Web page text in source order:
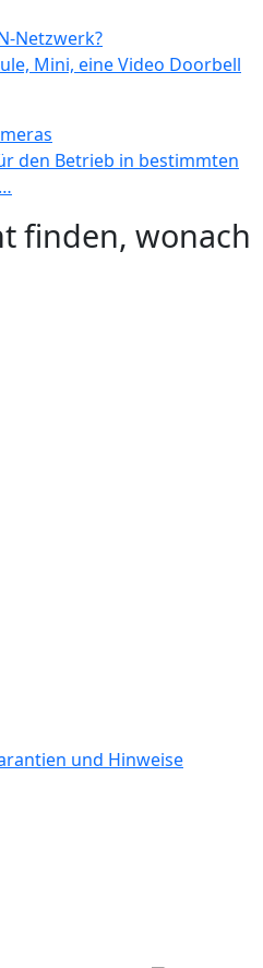
Netzwerk?
Mini, eine Video Doorbell
den Betrieb in bestimmten
finden, wonach
und Hinweise